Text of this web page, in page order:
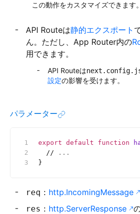
この動作をカスタマイズできます。
API Routeは静的エクスポート
ん。ただし、App Router内の
用できます。
API Routeは
設定の影響を受けます。
パラメーター
export default function
  //
...
}
req ： http.IncomingMessage
res ： http.ServerResponse